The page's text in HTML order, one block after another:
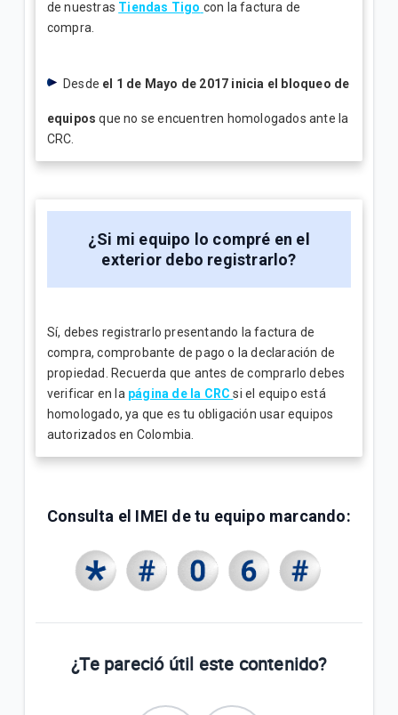
de nuestras Tiendas Tigo con la factura de
compra.
Desde el 1 de Mayo de 2017 inicia el bloqueo de
equipos que no se encuentren homologados ante la
CRC.
¿Si mi equipo lo compré en el
exterior debo registrarlo?
Sí, debes registrarlo presentando la factura de
compra, comprobante de pago o la declaración de
propiedad. Recuerda que antes de comprarlo debes
verificar en la página de la CRC si el equipo está
homologado, ya que es tu obligación usar equipos
autorizados en Colombia.
Consulta el IMEI de tu equipo marcando:
¿Te pareció útil este contenido?